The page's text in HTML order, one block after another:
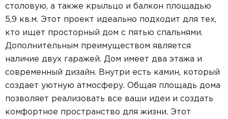
столовую, а также крыльцо и балкон площадью
5,9 кв.м. Этот проект идеально подходит для тех,
кто ищет просторный дом с пятью спальнями.
Дополнительным преимуществом является
наличие двух гаражей. Дом имеет два этажа и
современный дизайн. Внутри есть камин, который
создает уютную атмосферу. Общая площадь дома
позволяет реализовать все ваши идеи и создать
комфортное пространство для жизни. Этот